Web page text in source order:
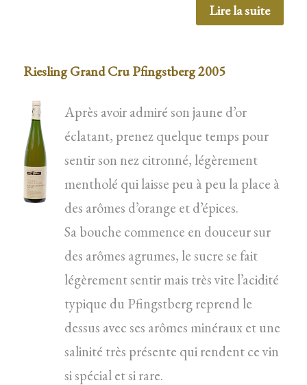
Lire la suite
Riesling Grand Cru Pfingstberg 2005
Après avoir admiré son jaune d’or
éclatant, prenez quelque temps pour
sentir son nez citronné, légèrement
mentholé qui laisse peu à peu la place à
des arômes d’orange et d’épices.
Sa bouche commence en douceur sur
des arômes agrumes, le sucre se fait
légèrement sentir mais très vite l’acidité
typique du Pfingstberg reprend le
dessus avec ses arômes minéraux et une
salinité très présente qui rendent ce vin
si spécial et si rare.